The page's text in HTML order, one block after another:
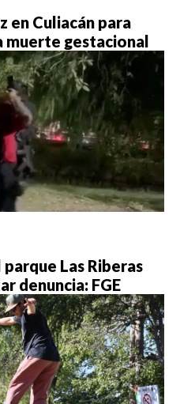
en Culiacán para
muerte gestacional
Las Riberas
denuncia: FGE